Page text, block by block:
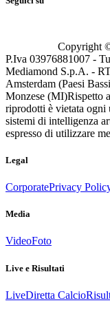
Copyright
P.Iva 03976881007 -
Mediamond S.p.A. -
Amsterdam (Paesi
Monzese (MI)Rispetto
riprodotti è vietata ogni
sistemi di intelligenza
espresso di utilizzare
Legal
CorporatePrivacy
Media
VideoFoto
Live e Risultati
LiveDiretta Calcio